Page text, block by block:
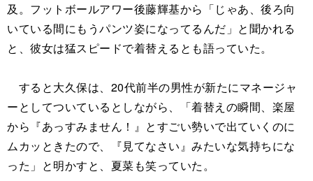
及。フットボールアワー後藤輝基から「じゃあ、後ろ向
いている間にもうパンツ姿になってるんだ」と聞かれる
と、彼女は猛スピードで着替えるとも語っていた。
すると大久保は、20代前半の男性が新たにマネージャ
ーとしてついているとしながら、「着替えの瞬間、楽屋
から『あっすみません！』とすごい勢いで出ていくのに
ムカッときたので、『見てなさい』みたいな気持ちにな
った」と明かすと、夏菜も笑っていた。